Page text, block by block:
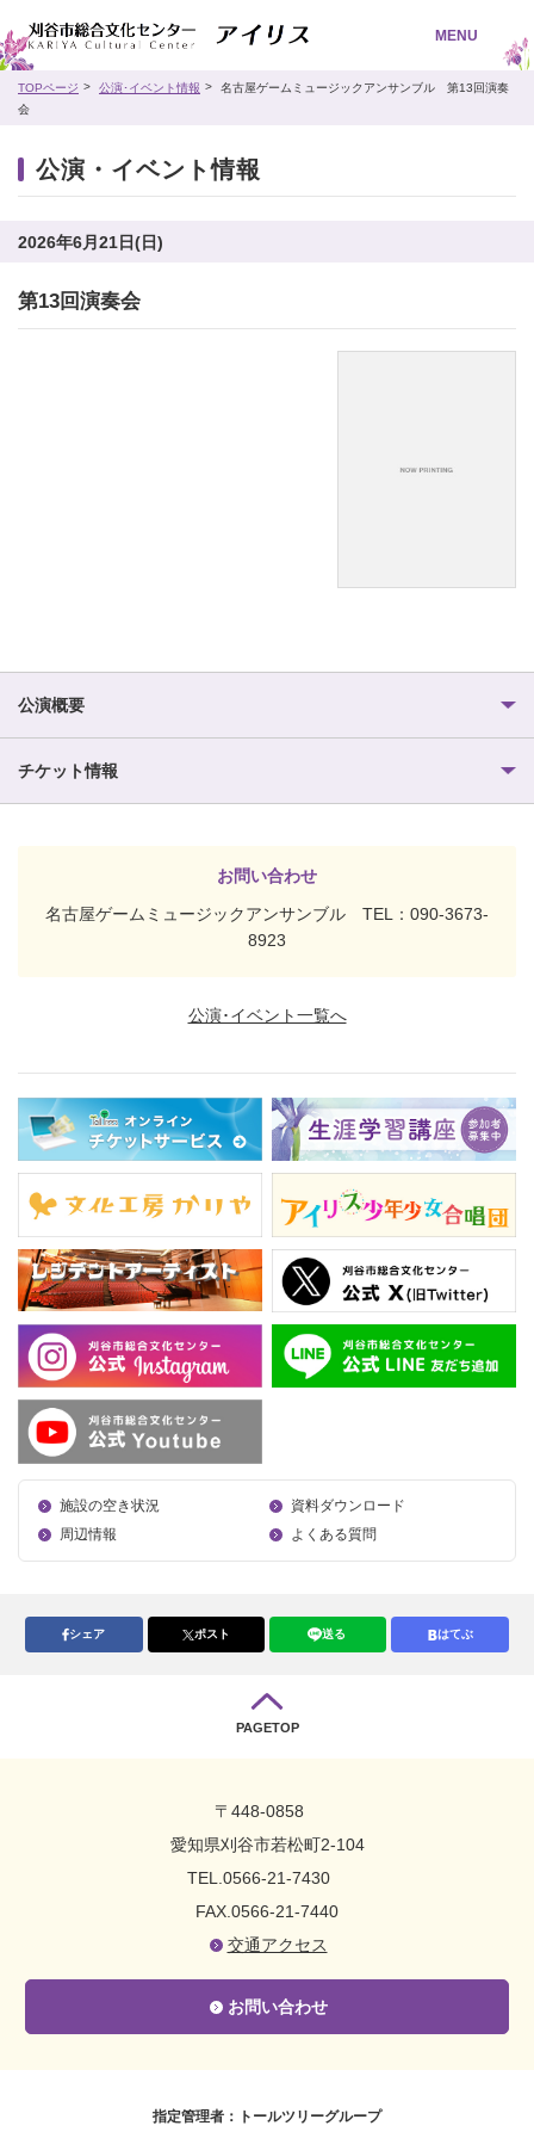
MENU
TOPページ 公演･イベント情報
名古屋ゲームミュージックアンサンブル 第13回演奏
会
公演・イベント情報
2026年6月21日(日)
第13回演奏会
公演概要
チケット情報
お問い合わせ
名古屋ゲームミュージックアンサンブル TEL：090-3673-
8923
公演･イベント一覧へ
施設の空き状況
資料ダウンロード
周辺情報
よくある質問
シェア ポスト 送る はてぶ
PAGETOP
〒448-0858
愛知県刈谷市若松町2-104
TEL.0566-21-7430
FAX.0566-21-7440
交通アクセス
お問い合わせ
指定管理者：トールツリーグループ